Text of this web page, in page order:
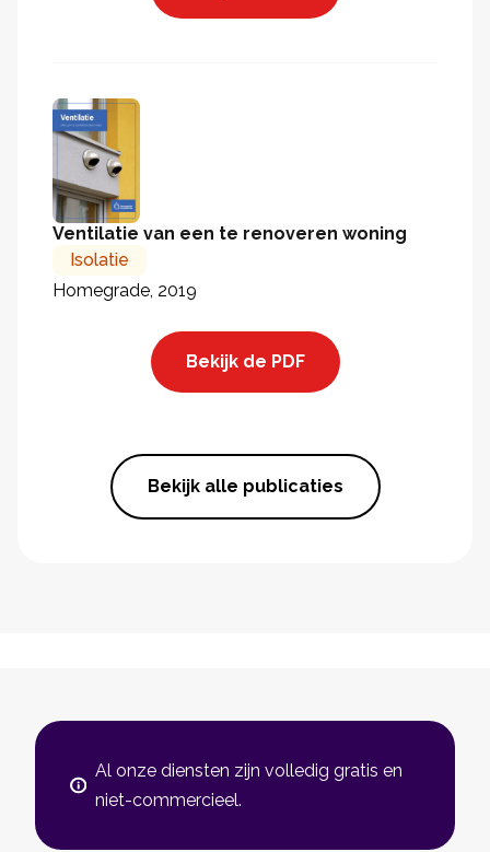
Ventilatie van een te renoveren woning
Isolatie
Homegrade, 2019
Bekijk de PDF
Bekijk alle publicaties
Al onze diensten zijn volledig gratis en
niet-commercieel.